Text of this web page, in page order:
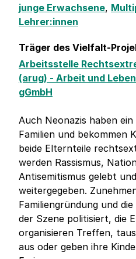
junge Erwachsene,
Lehrer:innen
Träger des Vielfalt-
Arbeitsstelle
(arug) - Arbeit und
gGmbH
Auch Neonazis haben
Familien und bekommen
beide Elternteile
werden Rassismus,
Antisemitismus gelebt
weitergegeben.
Familiengründung und
der Szene politisiert, die
organisieren Treffen,
aus oder geben ihre